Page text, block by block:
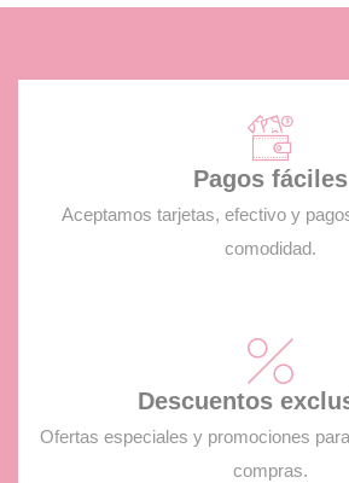
Pagos fáciles
Aceptamos tarjetas, efectivo y
comodidad.
Descuentos
Ofertas especiales y promociones
compras.